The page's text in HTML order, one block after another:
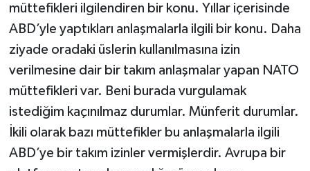
müttefikleri ilgilendiren bir konu. Yıllar içerisinde
ABD’yle yaptıkları anlaşmalarla ilgili bir konu. Daha
ziyade oradaki üslerin kullanılmasına izin
verilmesine dair bir takım anlaşmalar yapan NATO
müttefikleri var. Beni burada vurgulamak
istediğim kaçınılmaz durumlar. Münferit durumlar.
İkili olarak bazı müttefikler bu anlaşmalarla ilgili
ABD’ye bir takım izinler vermişlerdir. Avrupa bir